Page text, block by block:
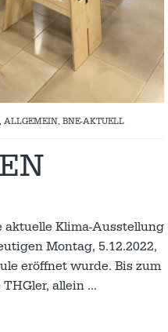
, ALLGEMEIN, BNE-AKTUELL
Klima-Ausstellung
Montag, 5.12.2022,
eröffnet wurde. Bis zum
THGler, allein …